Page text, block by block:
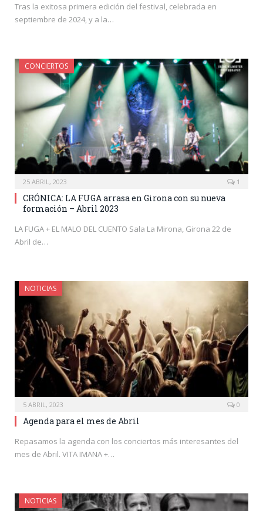
Tras la exitosa primera edición del festival, celebrada en
septiembre de 2024, y a la…
CONCIERTOS
25 ABRIL, 2023 1
CRÓNICA: LA FUGA arrasa en Girona con su nueva
formación – Abril 2023
LA FUGA + EL MALO DEL CUENTO Sala La Mirona, Girona 22 de
Abril de…
NOTICIAS
5 ABRIL, 2023 0
Agenda para el mes de Abril
Repasamos la agenda con los conciertos más interesantes del
mes de Abril. VITA IMANA +…
NOTICIAS